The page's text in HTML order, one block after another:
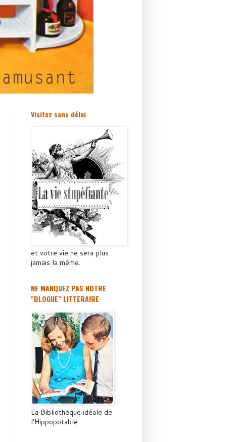
Visitez sans délai
et votre vie ne sera plus
jamais la même.
NE MANQUEZ PAS NOTRE
"BLOGUE" LITTERAIRE
La Bibliothèque idéale de
l'Hippopotable